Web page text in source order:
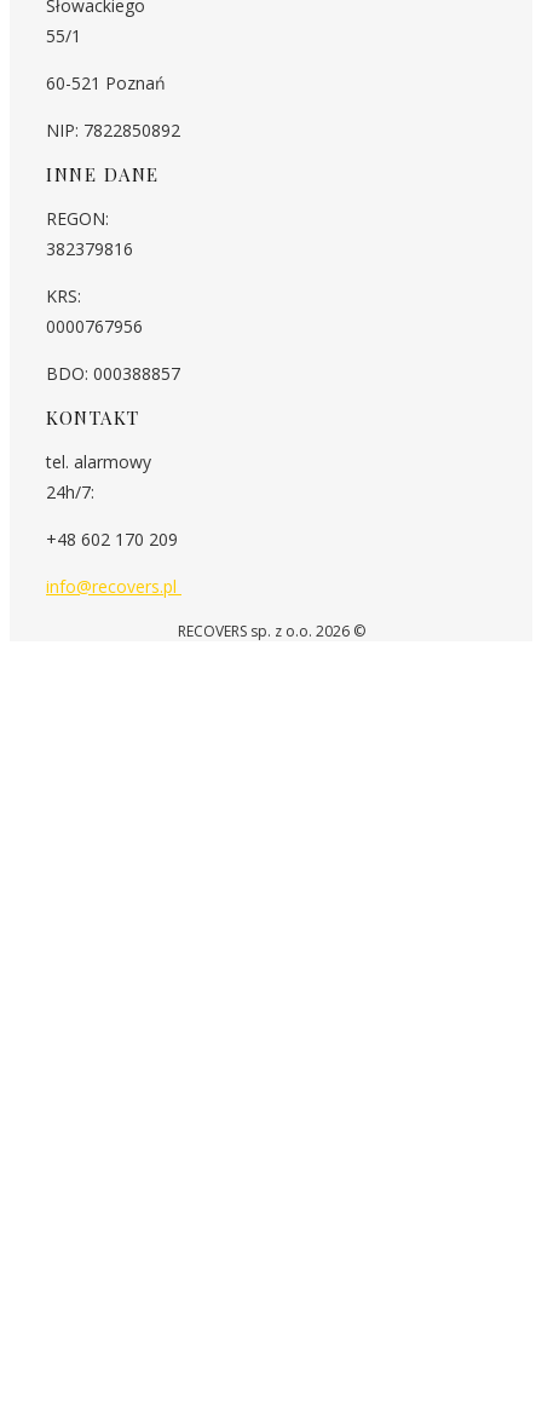
Słowackiego
55/1
60-521 Poznań
NIP: 7822850892
INNE DANE
REGON:
382379816
KRS:
0000767956
BDO: 000388857
KONTAKT
tel. alarmowy
24h/7:
+48 602 170 209
info@recovers.pl
RECOVERS sp. z o.o. 2026 ©